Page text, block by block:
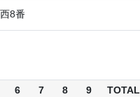
8番
6 7 8 9
TOTAL